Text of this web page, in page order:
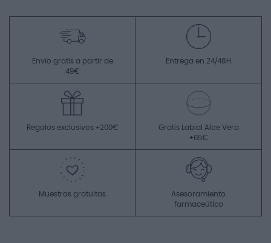
Envío gratis a partir de
49€
Entrega en 24/48H
Regalos exclusivos +200€
Gratis Labial Aloe Vera
+65€
Muestras gratuitas
Asesoramiento
farmaceútico